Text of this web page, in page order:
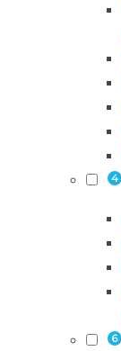
4
6